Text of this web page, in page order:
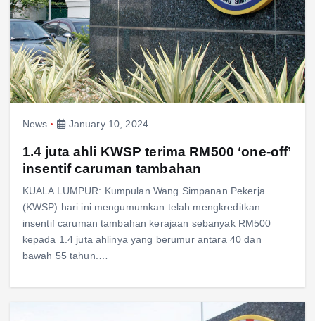
News January 10, 2024
1.4 juta ahli KWSP terima RM500 ‘one-off’
insentif caruman tambahan
KUALA LUMPUR: Kumpulan Wang Simpanan Pekerja
(KWSP) hari ini mengumumkan telah mengkreditkan
insentif caruman tambahan kerajaan sebanyak RM500
kepada 1.4 juta ahlinya yang berumur antara 40 dan
bawah 55 tahun.…